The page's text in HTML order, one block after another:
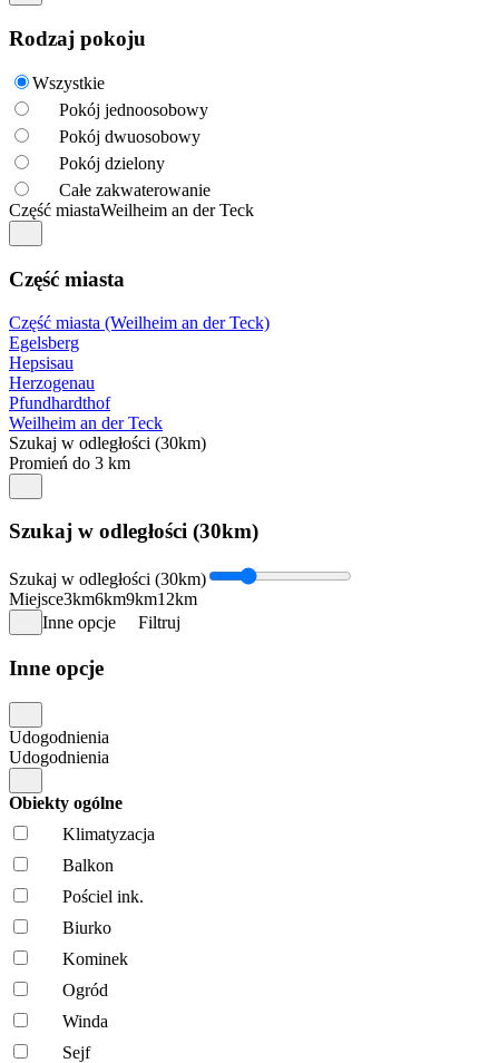
Rodzaj pokoju
Wszystkie
Pokój jednoosobowy
Pokój dwuosobowy
Pokój dzielony
Całe zakwaterowanie
Część miastaWeilheim an der Teck
Część miasta
Część miasta (Weilheim an der Teck)
Egelsberg
Hepsisau
Herzogenau
Pfundhardthof
Weilheim an der Teck
Szukaj w odległości (30km)
Promień do 3 km
Szukaj w odległości (30km)
Szukaj w odległości (30km)
Miejsce3km6km9km12km
Inne opcje
Filtruj
Inne opcje
Udogodnienia
Udogodnienia
Obiekty ogólne
Klimatyzacja
Balkon
Pościel ink.
Biurko
Kominek
Ogród
Winda
Sejf